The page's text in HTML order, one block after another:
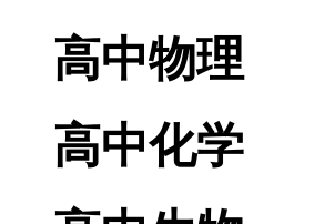
高中物理
高中化学